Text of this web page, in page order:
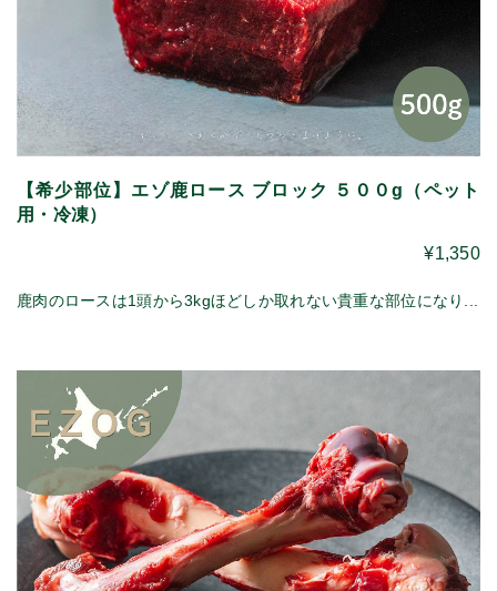
【希少部位】エゾ鹿ロース ブロック ５００g（ペット
用・冷凍）
¥1,350
鹿肉のロースは1頭から3kgほどしか取れない貴重な部位になり...